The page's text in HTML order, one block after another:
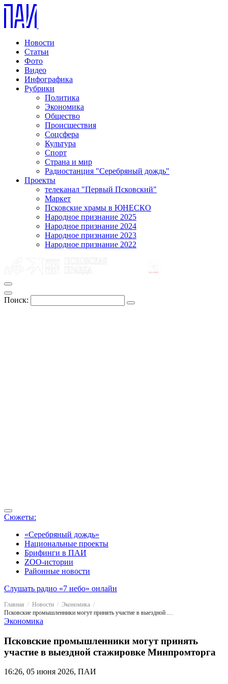
Новости
Статьи
Фото
Видео
Инфографика
Рубрики
Политика
Экономика
Общество
Происшествия
Соцсфера
Культура
Спорт
Страна и мир
Радиостанция "Серебряный дождь"
Проекты
телеканал "Первый Псковский"
Маркет
Псковские храмы в ЮНЕСКО
Народное признание 2025
Народное признание 2024
Народное признание 2023
Народное признание 2022
Поиск:
Сюжеты:
«Серебряный дождь»
Национальные проекты
Брифинги в ПАИ
ZOO-истории
Районные новости
Слушать радио «7 небо» онлайн
Главная Новости
Экономика
Псковские промышленники могут принять участие в выездной стажировке Минпромторга
Экономика
Псковские промышленники могут принять
участие в выездной стажировке Минпромторга
16:26, 05 июня 2026, ПАИ